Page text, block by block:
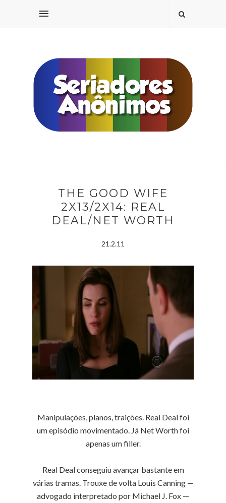
THE GOOD WIFE
2X13/2X14: REAL
DEAL/NET WORTH
21.2.11
Manipulações, planos, traições. Real Deal foi
um episódio movimentado. Já Net Worth foi
apenas um filler.
Real Deal conseguiu avançar bastante em
várias tramas. Trouxe de volta Louis Canning —
advogado interpretado por Michael J. Fox —